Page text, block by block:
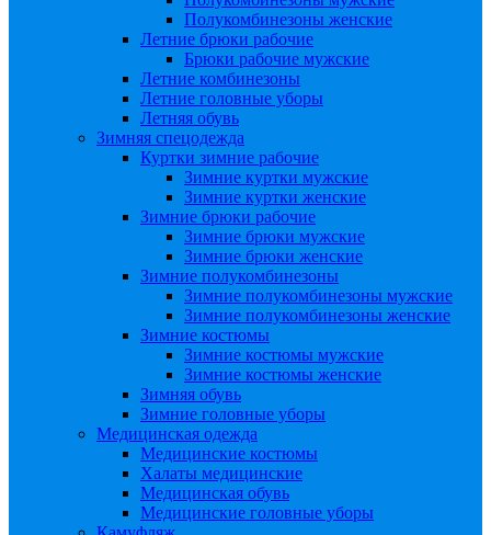
Полукомбинезоны женские
Летние брюки рабочие
Брюки рабочие мужские
Летние комбинезоны
Летние головные уборы
Летняя обувь
Зимняя спецодежда
Куртки зимние рабочие
Зимние куртки мужские
Зимние куртки женские
Зимние брюки рабочие
Зимние брюки мужские
Зимние брюки женские
Зимние полукомбинезоны
Зимние полукомбинезоны мужские
Зимние полукомбинезоны женские
Зимние костюмы
Зимние костюмы мужские
Зимние костюмы женские
Зимняя обувь
Зимние головные уборы
Медицинская одежда
Медицинские костюмы
Халаты медицинские
Медицинская обувь
Медицинские головные уборы